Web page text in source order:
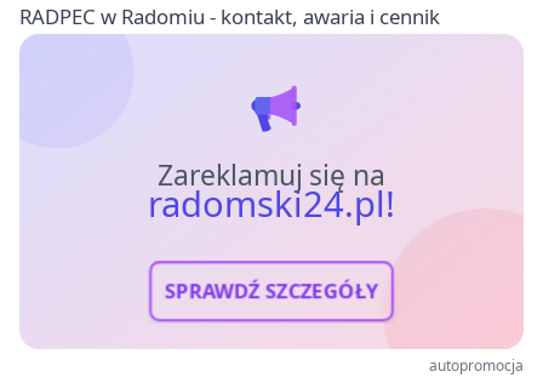
RADPEC w Radomiu - kontakt, awaria i cennik
Zareklamuj się na
radomski24.pl!
SPRAWDŹ SZCZEGÓŁY
autopromocja